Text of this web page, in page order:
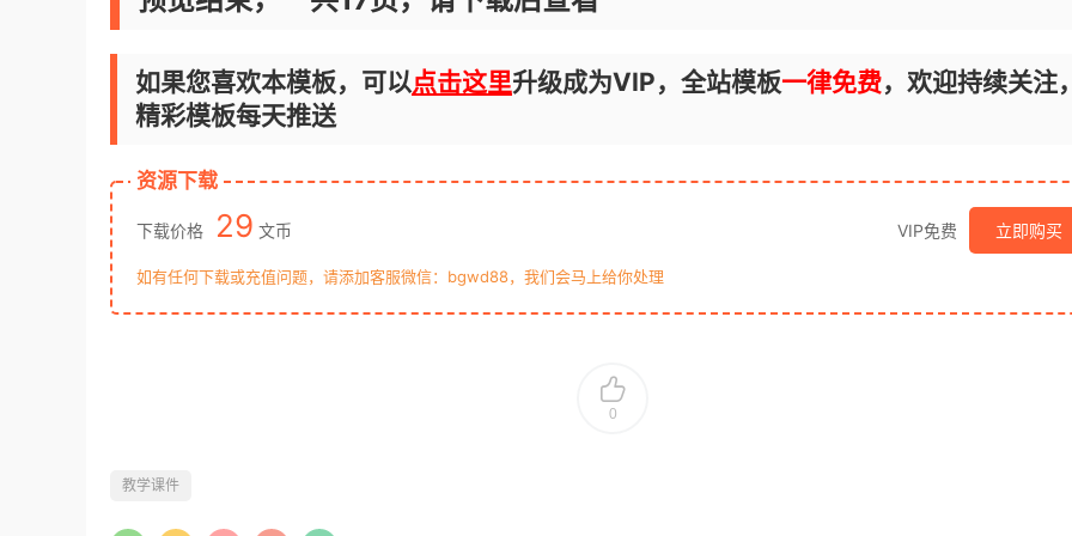
如果您喜欢本模板，可以点击这里升级成为VIP，全站模板一律免费，欢迎持续关注
精彩模板每天推送
资源下载
下载价格 29 文币 VIP免费 立即购买
如有任何下载或充值问题，请添加客服微信：bgwd88，我们会马上给你处理
0
教学课件